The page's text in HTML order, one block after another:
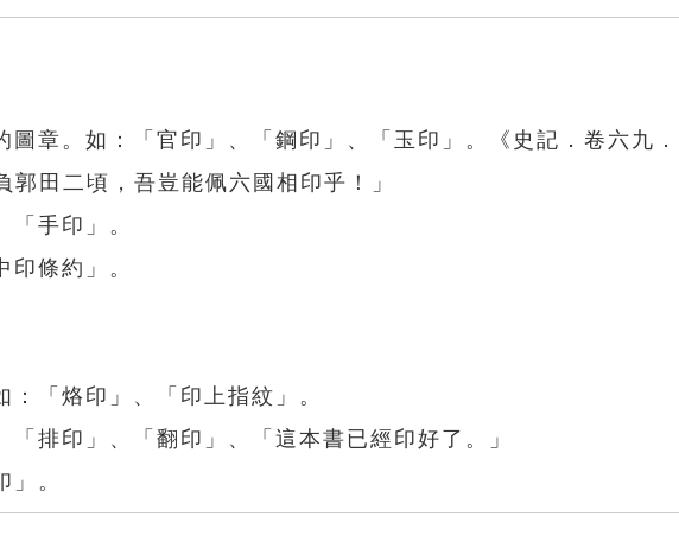
圖章。如：「官印」、「鋼印」、「玉印」。《史記．卷六九
郭田二頃，吾豈能佩六國相印乎！」
手印」。
條約」。
「烙印」、「印上指紋」。
排印」、「翻印」、「這本書已經印好了。」
。